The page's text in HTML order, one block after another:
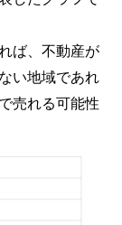
ば、不動産が
い地域であれ
売れる可能性